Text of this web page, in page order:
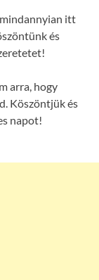
mindannyian itt
és
arra, hogy
Köszöntjük és
napot!